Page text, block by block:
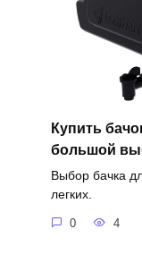
Купить
большой
Выбор бачка
легких.
0 4